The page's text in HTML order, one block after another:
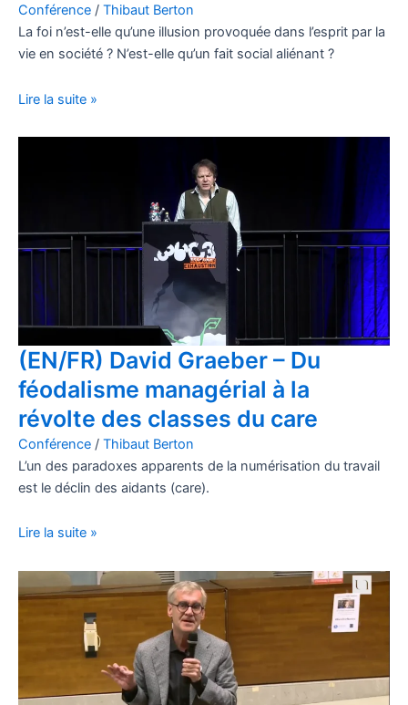
Conférence / Thibaut Berton
La foi n’est-elle qu’une illusion provoquée dans l’esprit par la
vie en société ? N’est-elle qu’un fait social aliénant ?
Lire la suite »
(EN/FR) David Graeber – Du
féodalisme managérial à la
révolte des classes du care
Conférence / Thibaut Berton
L’un des paradoxes apparents de la numérisation du travail
est le déclin des aidants (care).
Lire la suite »